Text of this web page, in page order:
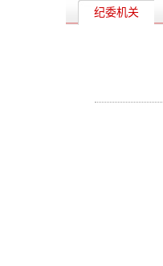
纪委机关